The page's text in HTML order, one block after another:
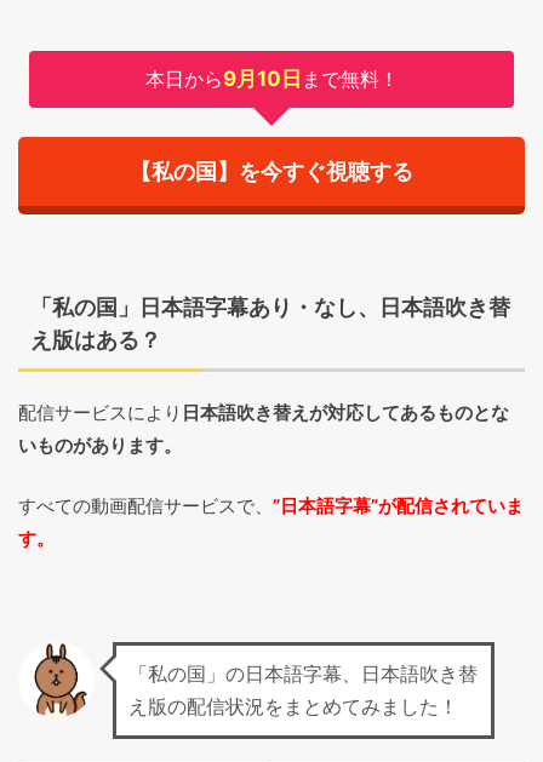
本日から9月10日 まで無料！
【私の国】を今すぐ視聴する
「私の国」日本語字幕あり・なし、日本語吹き替
え版はある？
配信サービスにより 日本語吹き替えが対応してあるものとな
いものがあります。
すべての動画配信サービスで、 ”日本語字幕”が配信されていま
す。
「私の国」の日本語字幕、日本語吹き替
え版の配信状況をまとめてみました！